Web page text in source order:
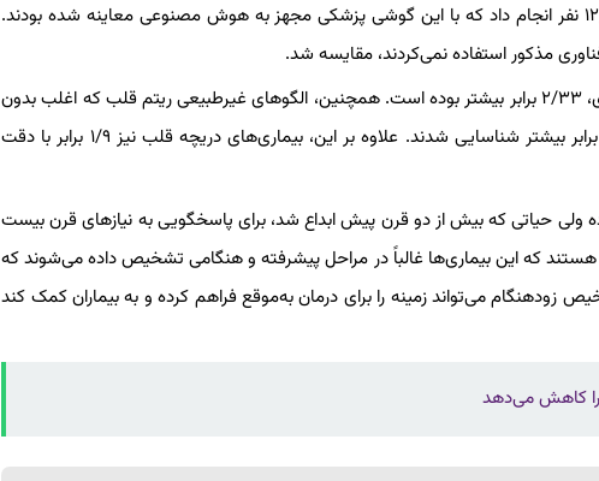
سرویس بهداشت ملی بریتانیا (NHS) مطالعه‌ای را روی بیش از ۱۲٬۰۰۰ نفر انجام داد که با این گوشی پزشکی مجهز به هوش مصنوعی معاینه شده بودند.
یافته‌ها نشان داد که تشخیص نارسایی قلبی با استفاده از این فناوری، ۲/۳۳ برابر بیشتر بوده است. همچنین، الگوهای غیرطبیعی ریتم قلب که اغلب بدون
علامت بوده ولی خطر سکته مغزی را افزایش می‌دهند، حدود ۳/۵ برابر بیشتر شناسایی شدند. علاوه بر این، بیماری‌های دریچه قلب نیز ۱/۹ برابر با دقت
ولی حیاتی که بیش از دو قرن پیش ابداع شد، برای پاسخگویی به نیازهای قرن بیست
که این بیماری‌ها غالباً در مراحل پیشرفته و هنگامی تشخیص داده می‌شوند که
زودهنگام می‌تواند زمینه را برای درمان به‌موقع فراهم کرده و به بیماران کمک کند